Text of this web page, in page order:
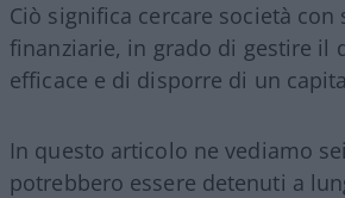
Ciò significa cercare società con
finanziarie, in grado di gestire il
efficace e di disporre di un
In questo articolo ne vediamo
potrebbero essere detenuti a